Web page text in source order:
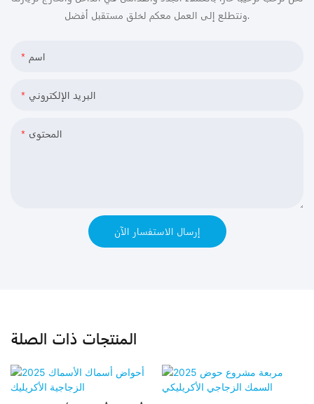
ونتطلع إلى العمل معكم لخلق مستقبل أفضل.
اسم
البريد الإلكتروني
المحتوى
إرسال الاستفسار الآن
المنتجات ذات الصلة